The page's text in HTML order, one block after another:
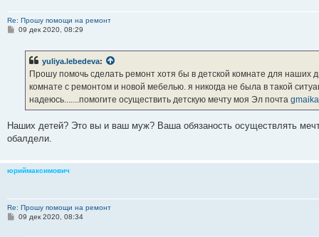
Re: Прошу помощи на ремонт
С09 дек 2020, 08:29
yuliya.lebedeva:
Прошу помочь сделать ремонт хотя бы в детской комнате для наших
комнате с ремонтом и новой мебелью. я никогда не была в такой
надеюсь.......помогите осуществить детскую мечту моя Эл почта
Наших детей? Это вы и ваш муж? Ваша обязаность осуществлять
обалдели.
юриймаксимович
Re: Прошу помощи на ремонт
С09 дек 2020, 08:34